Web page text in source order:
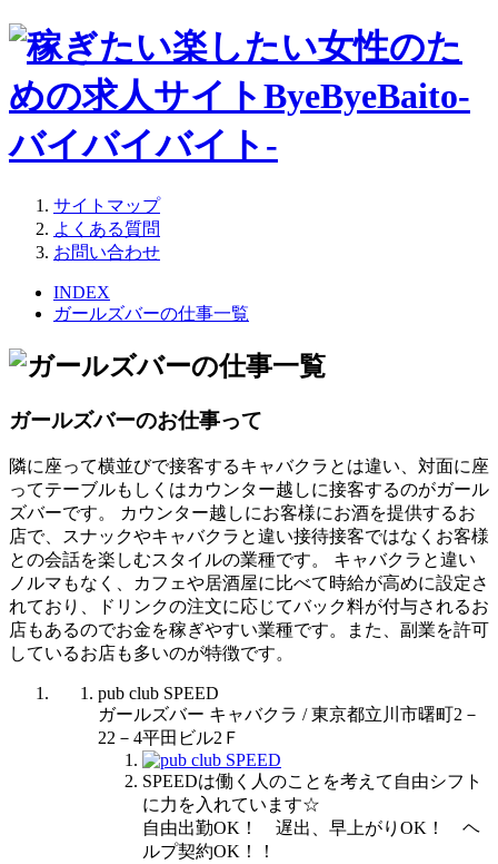
サイトマップ
よくある質問
お問い合わせ
INDEX
ガールズバーの仕事一覧
ガールズバーのお仕事って
隣に座って横並びで接客するキャバクラとは違い、対面に座
ってテーブルもしくはカウンター越しに接客するのがガール
ズバーです。 カウンター越しにお客様にお酒を提供するお
店で、スナックやキャバクラと違い接待接客ではなくお客様
との会話を楽しむスタイルの業種です。 キャバクラと違い
ノルマもなく、カフェや居酒屋に比べて時給が高めに設定さ
れており、ドリンクの注文に応じてバック料が付与されるお
店もあるのでお金を稼ぎやすい業種です。また、副業を許可
しているお店も多いのが特徴です。
pub club SPEED
ガールズバー キャバクラ / 東京都立川市曙町2－
22－4平田ビル2Ｆ
SPEEDは働く人のことを考えて自由シフト
に力を入れています☆
自由出勤OK！ 遅出、早上がりOK！ ヘ
ルプ契約OK！！